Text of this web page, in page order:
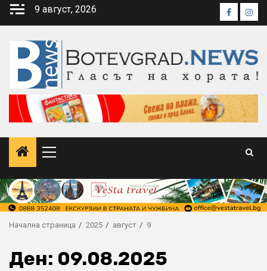
Skip
9 август, 2026 Facebook
Primary
Начална страница 2025 август 9
Ден: 09.08.2025